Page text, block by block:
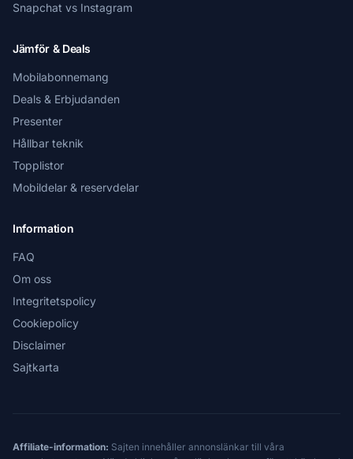
Snapchat vs Instagram
Jämför & Deals
Mobilabonnemang
Deals & Erbjudanden
Presenter
Hållbar teknik
Topplistor
Mobildelar & reservdelar
Information
FAQ
Om oss
Integritetspolicy
Cookiepolicy
Disclaimer
Sajtkarta
Affiliate-information: Sajten innehåller annonslänkar till våra